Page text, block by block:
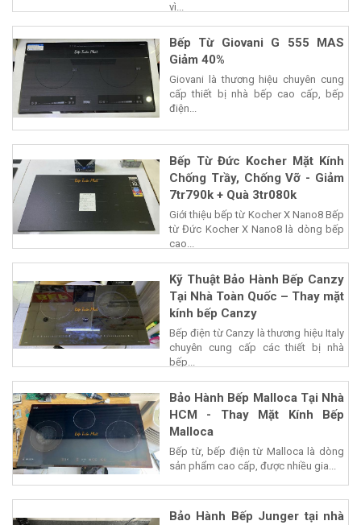
vì...
Bếp Từ Giovani G 555 MAS
Giảm 40%
Giovani là thương hiệu chuyên cung
cấp thiết bị nhà bếp cao cấp, bếp
điện...
Bếp Từ Đức Kocher Mặt Kính
Chống Trầy, Chống Vỡ - Giảm
7tr790k + Quà 3tr080k
Giới thiệu bếp từ Kocher X Nano8 Bếp
từ Đức Kocher X Nano8 là dòng bếp
cao...
Kỹ Thuật Bảo Hành Bếp Canzy
Tại Nhà Toàn Quốc – Thay mặt
kính bếp Canzy
Bếp điện từ Canzy là thương hiệu Italy
chuyên cung cấp các thiết bị nhà
bếp...
Bảo Hành Bếp Malloca Tại Nhà
HCM - Thay Mặt Kính Bếp
Malloca
Bếp từ, bếp điện từ Malloca là dòng
sản phẩm cao cấp, được nhiều gia...
Bảo Hành Bếp Junger tại nhà